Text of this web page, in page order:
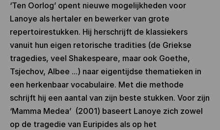
‘Ten Oorlog’ opent nieuwe mogelijkheden voor
Lanoye als hertaler en bewerker van grote
repertoirestukken. Hij herschrijft de klassiekers
vanuit hun eigen retorische tradities (de Griekse
tragedies, veel Shakespeare, maar ook Goethe,
Tsjechov, Albee ...) naar eigentijdse thematieken in
een herkenbaar vocabulaire. Met die methode
schrijft hij een aantal van zijn beste stukken. Voor zijn
‘Mamma Medea’ (2001) baseert Lanoye zich zowel
op de tragedie van Euripides als op het